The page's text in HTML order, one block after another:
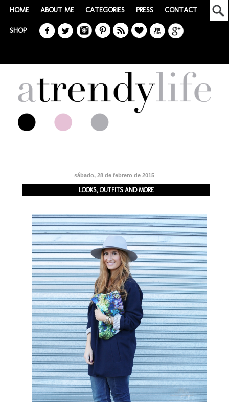
HOME ABOUT ME CATEGORIES PRESS CONTACT
SHOP
sábado, 28 de febrero de 2015
LOOKS, OUTFITS AND MORE